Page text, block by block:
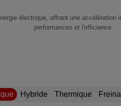
électrique, offrant une
performances et l'efficience.
Hybride Thermique